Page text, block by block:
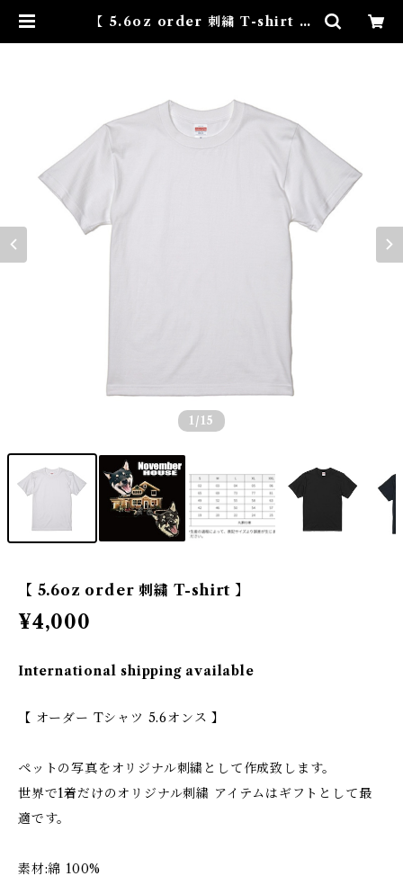
【 5.6oz order 刺繍 T-shirt 】
1 /15
【 5.6oz order 刺繍 T-shirt 】
¥4,000
International shipping available
【 オーダー Tシャツ 5.6オンス 】
ペットの写真をオリジナル刺繍として作成致します。
世界で1着だけのオリジナル刺繍 アイテムはギフトとして最
適です。
素材:綿 100%